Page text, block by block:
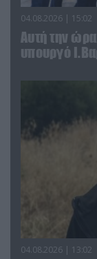
04.08.2026 | 15:02
Αυτή την ώρα
υπουργό
04.08.2026 | 13:02